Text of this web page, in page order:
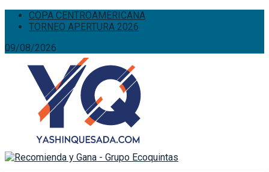
COPA CENTROAMERICANA
TORNEO APERTURA 2026
09/08/2026